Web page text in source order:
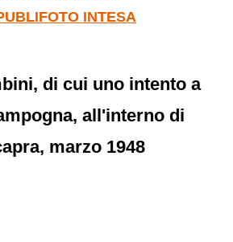
INTESA
di cui uno intento a
all'interno di
marzo 1948